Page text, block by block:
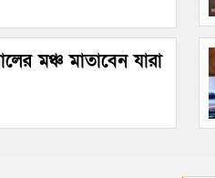
মঞ্চ মাতাবেন যারা